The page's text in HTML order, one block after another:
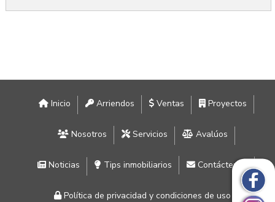
Inicio Arriendos Ventas Proyectos
Nosotros Servicios Avalúos
Noticias Tips inmobiliarios Contáctenos
Política de privacidad y condiciones de uso